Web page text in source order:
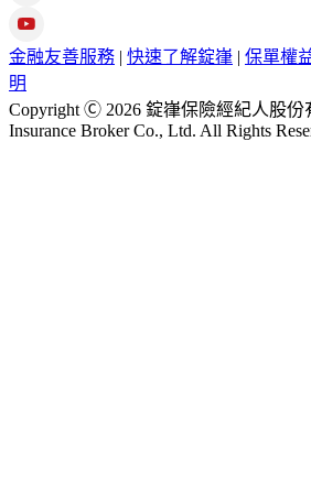
金融友善服務 | 快速了解錠嵂 | 保單權
明
Copyright Ⓒ 2026 錠嵂保險經紀人股
Insurance Broker Co., Ltd. All Rights